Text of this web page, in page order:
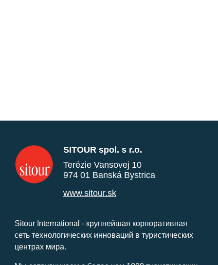
SITOUR spol. s r.o.
Terézie Vansovej 10
974 01 Banská Bystrica
www.sitour.sk
Sitour International - крупнейшая корпоративная
сеть технологических инноваций в туристических
центрах мира.